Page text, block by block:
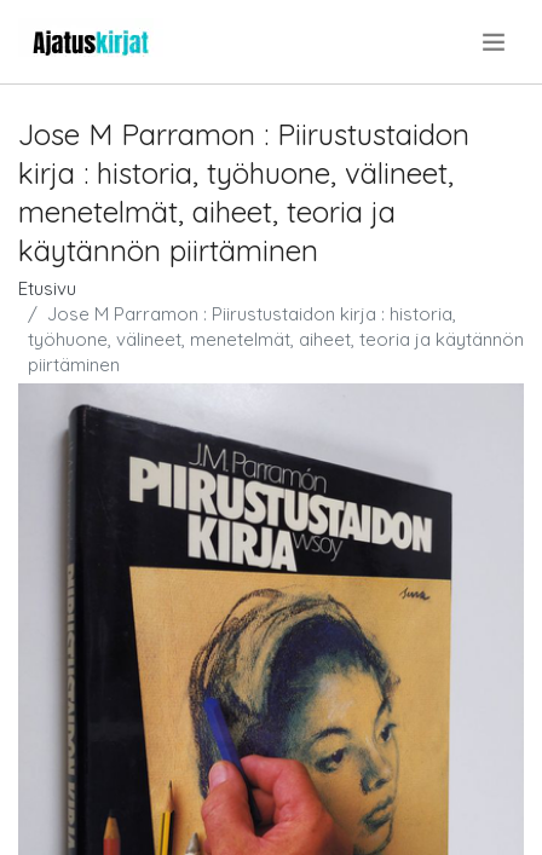
Jose M Parramon : Piirustustaidon
kirja : historia, työhuone, välineet,
menetelmät, aiheet, teoria ja
käytännön piirtäminen
Etusivu
Jose M Parramon : Piirustustaidon kirja : historia,
työhuone, välineet, menetelmät, aiheet, teoria ja käytännön
piirtäminen